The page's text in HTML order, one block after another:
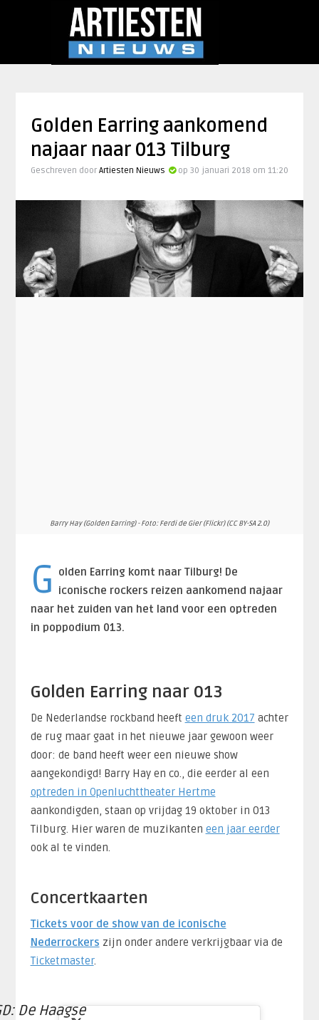
Golden Earring aankomend
najaar naar 013 Tilburg
Geschreven door Artiesten Nieuws op 30 januari 2018 om 11:20
Barry Hay (Golden Earring) - Foto: Ferdi de Gier (Flickr) (CC BY-SA 2.0)
G
olden Earring komt naar Tilburg! De
iconische rockers reizen aankomend najaar
naar het zuiden van het land voor een optreden
in poppodium 013.
Golden Earring naar 013
De Nederlandse rockband heeft een druk 2017 achter
de rug maar gaat in het nieuwe jaar gewoon weer
door: de band heeft weer een nieuwe show
aangekondigd! Barry Hay en co., die eerder al een
optreden in Openluchttheater Hertme
aankondigden, staan op vrijdag 19 oktober in 013
Tilburg. Hier waren de muzikanten een jaar eerder
ook al te vinden.
Concertkaarten
Tickets voor de show van de iconische
Nederrockers zijn onder andere verkrijgbaar via de
Ticketmaster.
De Haagse